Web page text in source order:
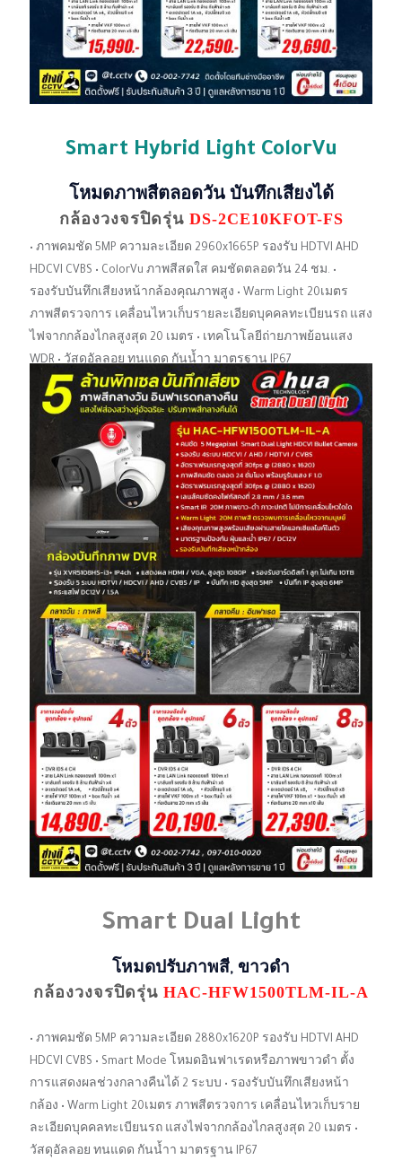
Smart Hybrid Light ColorVu
โหมดภาพสีตลอดวัน บันทึกเสียงได้
กล้องวงจรปิดรุ่น DS-2CE10KFOT-FS
• ภาพคมชัด 5MP ความละเอียด 2960x1665P รองรับ HDTVI AHD
HDCVI CVBS • ColorVu ภาพสีสดใส คมชัดตลอดวัน 24 ชม. •
รองรับบันทึกเสียงหน้ากล้องคุณภาพสูง • Warm Light 20เมตร
ภาพสีตรวจการ เคลื่อนไหวเก็บรายละเอียดบุคคลทะเบียนรถ แสง
ไฟจากกล้องไกลสูงสุด 20 เมตร • เทคโนโลยีถ่ายภาพย้อนแสง
WDR • วัสดุอัลลอย ทนแดด กันน้ำา มาตรฐาน IP67
Smart Dual Light
โหมดปรับภาพสี, ขาวดํา
กล้องวงจรปิดรุ่น HAC-HFW1500TLM-IL-A
• ภาพคมชัด 5MP ความละเอียด 2880x1620P รองรับ HDTVI AHD
HDCVI CVBS • Smart Mode โหมดอินฟาเรดหรือภาพขาวดํา ตั้ง
การแสดงผลช่วงกลางคืนได้ 2 ระบบ • รองรับบันทึกเสียงหน้า
กล้อง • Warm Light 20เมตร ภาพสีตรวจการ เคลื่อนไหวเก็บราย
ละเอียดบุคคลทะเบียนรถ แสงไฟจากกล้องไกลสูงสุด 20 เมตร •
วัสดุอัลลอย ทนแดด กันน้ำา มาตรฐาน IP67